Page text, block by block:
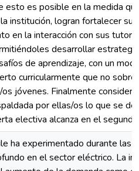
esto es posible en la medida
institución, logran fortalecer
en la interacción con sus
desarrollar
de aprendizaje, con un
curricularmente que no
os jóvenes. Finalmente
por ellas/os lo que se
electiva alcanza en el
ha experimentado durante las
en el sector eléctrico. La